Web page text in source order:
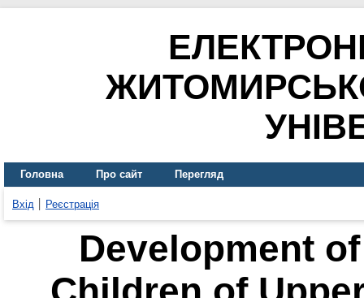
Головна Про сайт Перегляд
Вхід Реєстрація
Development